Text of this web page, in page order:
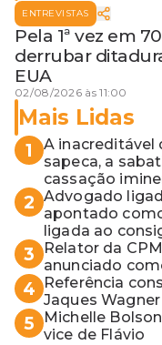
ENTREVISTAS
Pela 1ª vez em
derrubar
EUA
02/08/2026 às 11:00
Mais Lidas
1
A inacreditável
sapeca, a
cassação
vaga do
2 Advogado
apontado
ligada ao
3
Relator da
anunciado
4
Referência
Jaques
5
Michelle
vice de Flávio